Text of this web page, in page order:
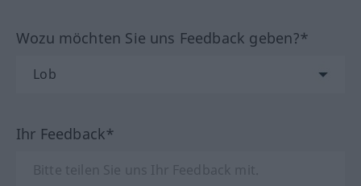
Wozu möchten Sie uns Feedback geben?*
Ihr Feedback*